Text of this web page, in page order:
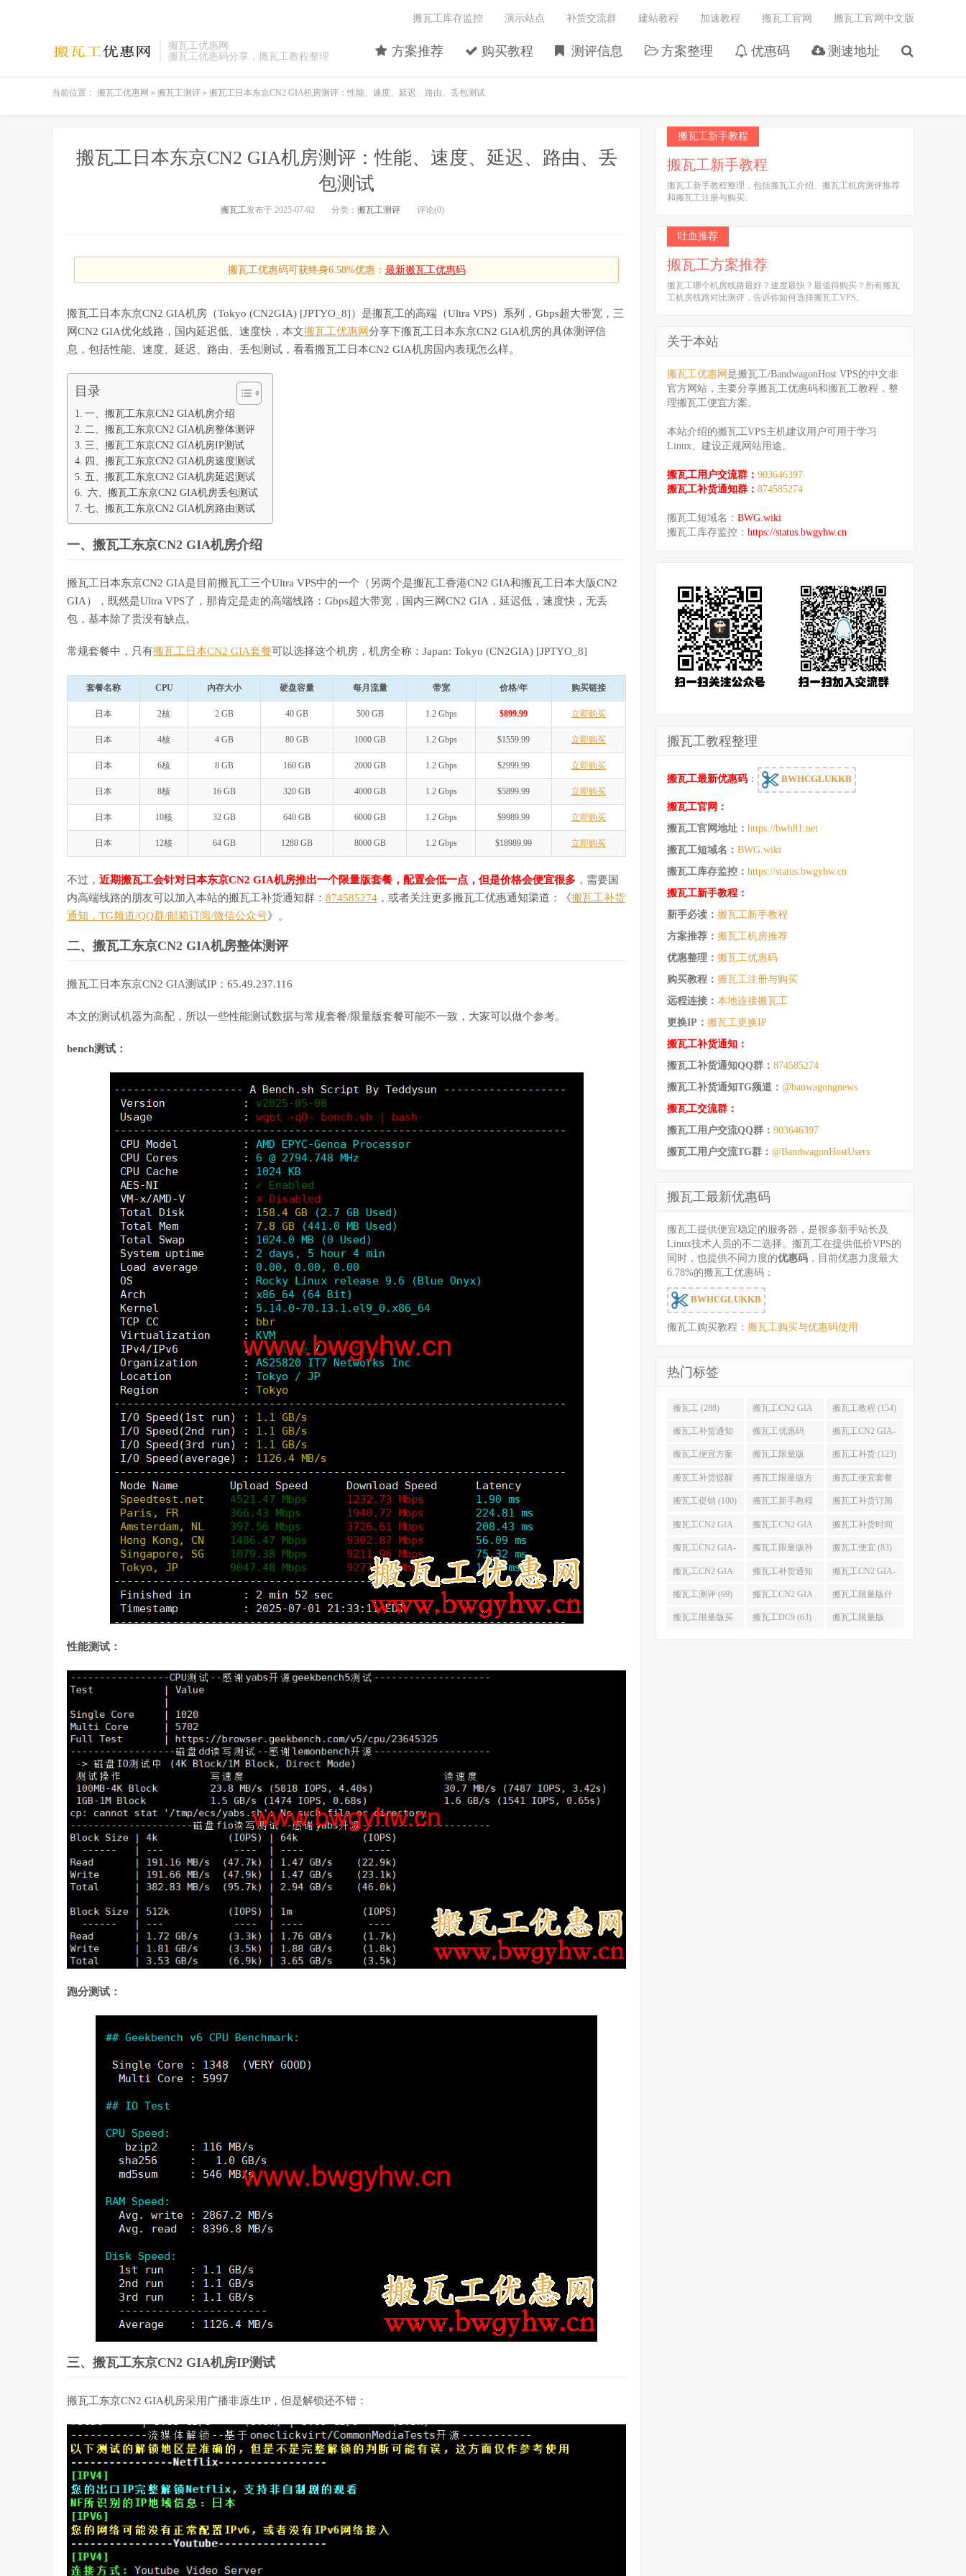
搬瓦工优惠网
搬瓦工优惠码分享，搬瓦工教程整理
方案推荐 购买教程 测评信息 方案整理 优惠码 测速地址
搬瓦工库存监控 演示站点 补货交流群 建站教程 加速教程 搬瓦工官网 搬瓦工官网中文版
当前位置： 搬瓦工优惠网 » 搬瓦工测评 » 搬瓦工日本东京CN2 GIA机房测评：性能、速度、延迟、路由、丢包测试
搬瓦工日本东京CN2 GIA机房测评：性能、速度、延迟、路由、丢
包测试
搬瓦工发布于 2025-07-02 分类： 搬瓦工测评 评论(0)
搬瓦工优惠码可获终身6.58%优惠： 最新搬瓦工优惠码
搬瓦工日本东京CN2 GIA机房（Tokyo (CN2GIA) [JPTYO_8]）是搬瓦工的高端（Ultra VPS）系列，Gbps超大带宽，三
网CN2 GIA优化线路，国内延迟低、速度快，本文搬瓦工优惠网分享下搬瓦工日本东京CN2 GIA机房的具体测评信
息，包括性能、速度、延迟、路由、丢包测试，看看搬瓦工日本CN2 GIA机房国内表现怎么样。
目录
一、搬瓦工东京CN2 GIA机房介绍
二、搬瓦工东京CN2 GIA机房整体测评
三、搬瓦工东京CN2 GIA机房IP测试
四、搬瓦工东京CN2 GIA机房速度测试
五、搬瓦工东京CN2 GIA机房延迟测试
六、搬瓦工东京CN2 GIA机房丢包测试
七、搬瓦工东京CN2 GIA机房路由测试
一、搬瓦工东京CN2 GIA机房介绍
搬瓦工日本东京CN2 GIA是目前搬瓦工三个Ultra VPS中的一个（另两个是搬瓦工香港CN2 GIA和搬瓦工日本大阪CN2
GIA），既然是Ultra VPS了，那肯定是走的高端线路：Gbps超大带宽，国内三网CN2 GIA，延迟低，速度快，无丢
包，基本除了贵没有缺点。
常规套餐中，只有搬瓦工日本CN2 GIA套餐可以选择这个机房，机房全称：Japan: Tokyo (CN2GIA) [JPTYO_8]
套餐名称 CPU 内存大小 硬盘容量 每月流量 带宽 价格/年 购买链接
日本 2核 2 GB 40 GB 500 GB 1.2 Gbps $899.99 立即购买
日本 4核 4 GB 80 GB 1000 GB 1.2 Gbps $1559.99 立即购买
日本 6核 8 GB 160 GB 2000 GB 1.2 Gbps $2999.99 立即购买
日本 8核 16 GB 320 GB 4000 GB 1.2 Gbps $5899.99 立即购买
日本 10核 32 GB 640 GB 6000 GB 1.2 Gbps $9989.99 立即购买
日本 12核 64 GB 1280 GB 8000 GB 1.2 Gbps $18989.99 立即购买
不过， 近期搬瓦工会针对日本东京CN2 GIA机房推出一个限量版套餐，配置会低一点，但是价格会便宜很多 ，需要国
内高端线路的朋友可以加入本站的搬瓦工补货通知群： 874585274 ，或者关注更多搬瓦工优惠通知渠道：《搬瓦工补货
通知，TG频道/QQ群/邮箱订阅/微信公众号》。
二、搬瓦工东京CN2 GIA机房整体测评
搬瓦工日本东京CN2 GIA测试IP：65.49.237.116
本文的测试机器为高配，所以一些性能测试数据与常规套餐/限量版套餐可能不一致，大家可以做个参考。
bench测试：
性能测试：
跑分测试：
三、搬瓦工东京CN2 GIA机房IP测试
搬瓦工东京CN2 GIA机房采用广播非原生IP，但是解锁还不错：
搬瓦工新手教程
搬瓦工新手教程
搬瓦工新手教程整理，包括搬瓦工介绍、搬瓦工机房测评推荐
和搬瓦工注册与购买。
吐血推荐
搬瓦工方案推荐
搬瓦工哪个机房线路最好？速度最快？最值得购买？所有搬瓦
工机房线路对比测评，告诉你如何选择搬瓦工VPS。
关于本站
搬瓦工优惠网 是搬瓦工/BandwagonHost VPS的中文非
官方网站，主要分享搬瓦工优惠码和搬瓦工教程，整
理搬瓦工便宜方案。
本站介绍的搬瓦工VPS主机建议用户可用于学习
Linux、建设正规网站用途。
搬瓦工用户交流群： 903646397
搬瓦工补货通知群： 874585274
搬瓦工短域名： BWG.wiki
搬瓦工库存监控： https://status.bwgyhw.cn
搬瓦工教程整理
搬瓦工最新优惠码 ： BWHCGLUKKB
搬瓦工官网：
搬瓦工官网地址： https://bwh81.net
搬瓦工短域名： BWG.wiki
搬瓦工库存监控： https://status.bwgyhw.cn
搬瓦工新手教程：
新手必读： 搬瓦工新手教程
方案推荐： 搬瓦工机房推荐
优惠整理： 搬瓦工优惠码
购买教程： 搬瓦工注册与购买
远程连接： 本地连接搬瓦工
更换IP： 搬瓦工更换IP
搬瓦工补货通知：
搬瓦工补货通知QQ群： 874585274
搬瓦工补货通知TG频道： @banwagongnews
搬瓦工交流群：
搬瓦工用户交流QQ群： 903646397
搬瓦工用户交流TG群： @BandwagonHostUsers
搬瓦工最新优惠码
搬瓦工提供便宜稳定的服务器，是很多新手站长及
Linux技术人员的不二选择。搬瓦工在提供低价VPS的
同时，也提供不同力度的优惠码 ，目前优惠力度最大
6.78%的搬瓦工优惠码：
BWHCGLUKKB
搬瓦工购买教程： 搬瓦工购买与优惠码使用
热门标签
搬瓦工 (288) 搬瓦工CN2 GIA
(176)
搬瓦工教程 (154)
搬瓦工补货通知
(132)
搬瓦工优惠码
(131)
搬瓦工CN2 GIA-
E (130)
搬瓦工便宜方案
(128)
搬瓦工限量版
(126)
搬瓦工补货 (123)
搬瓦工补货提醒
(106)
搬瓦工限量版方
案 (106)
搬瓦工便宜套餐
(103)
搬瓦工促销 (100) 搬瓦工新手教程
(98)
搬瓦工补货订阅
(98)
搬瓦工CN2 GIA
便宜方案 (92)
搬瓦工CN2 GIA
限量版 (90)
搬瓦工补货时间
(89)
搬瓦工CN2 GIA-
E限量版 (84)
搬瓦工限量版补
货 (84)
搬瓦工便宜 (83)
搬瓦工CN2 GIA
优惠 (82)
搬瓦工补货通知
QQ群 (76)
搬瓦工CN2 GIA-
E便宜套餐 (76)
搬瓦工测评 (69) 搬瓦工CN2 GIA
限量版补货 (67)
搬瓦工限量版什
么时候补货 (67)
搬瓦工限量版买 搬瓦工DC9 (63) 搬瓦工限量版